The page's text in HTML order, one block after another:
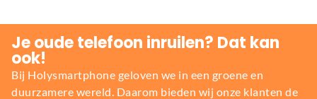
Je oude telefoon inruilen? Dat kan
ook!
Bij Holysmartphone geloven we in een groene en
duurzamere wereld. Daarom bieden wij onze klanten de